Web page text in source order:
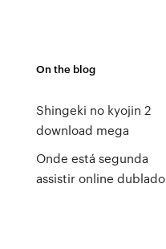
On the blog
Shingeki no kyojin 2
download mega
Onde está segunda
assistir online dublado